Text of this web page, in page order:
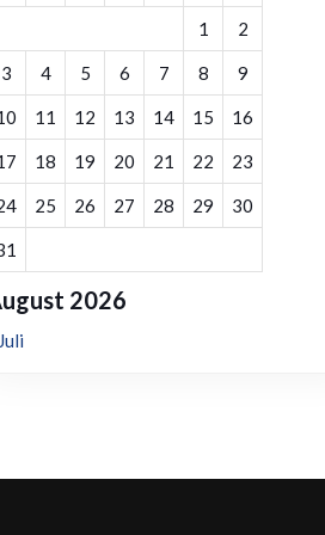
2026
1 2
3 4 5 6 7 8 9
11 12 13 14 15 16
18 19 20 21 22 23
25 26 27 28 29 30